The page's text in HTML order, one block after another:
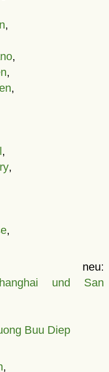
,
,
,
,
,
,
,
und San
Buu Diep
,